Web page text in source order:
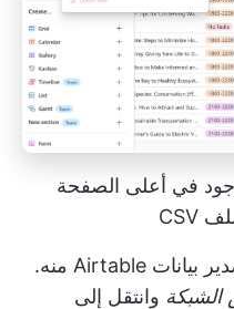
في أعلى الصفحة
اختر مكان العمل الذي تريد تصدير بيانات Airtable منه.
وانتقل إلى